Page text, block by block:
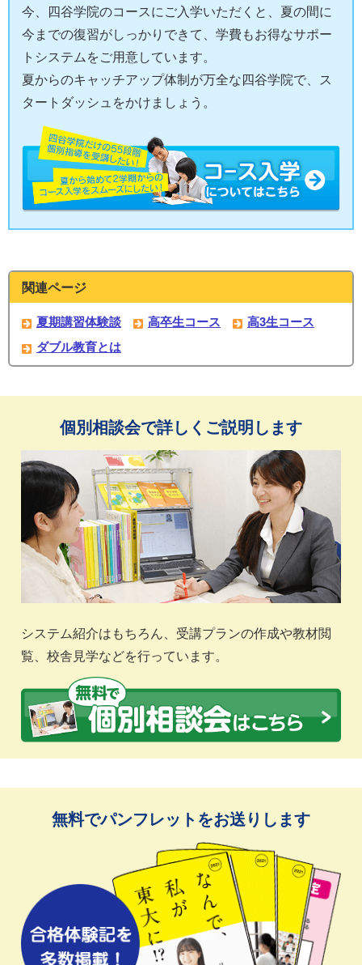
今、四谷学院のコースにご入学いただくと、夏の間に
今までの復習がしっかりできて、学費もお得なサポー
トシステムをご用意しています。
夏からのキャッチアップ体制が万全な四谷学院で、ス
タートダッシュをかけましょう。
関連ページ
夏期講習体験談 高卒生コース
高3生コース
ダブル教育とは
個別相談会で詳しくご説明します
システム紹介はもちろん、受講プランの作成や教材閲
覧、校舎見学などを行っています。
無料でパンフレットをお送りします